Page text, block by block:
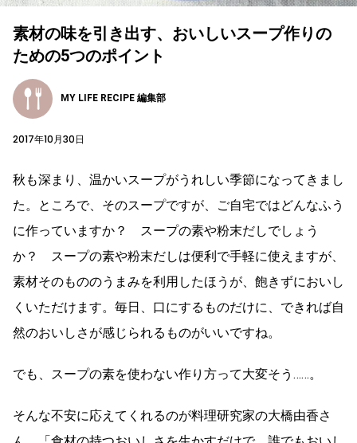
素材の味を引き出す、おいしいスープ作りの
ための5つのポイント
MY LIFE RECIPE 編集部
2017年10月30日
秋も深まり、温かいスープがうれしい季節になってきまし
た。ところで、そのスープですが、ご自宅ではどんなふう
に作っていますか？ スープの素や粉末だしでしょう
か？ スープの素や粉末だしは便利で手軽に使えますが、
素材そのもののうまみを利用したほうが、飽きずにおいし
くいただけます。毎日、口にするものだけに、できれば自
然のおいしさが感じられるものがいいですね。
でも、スープの素を使わない作り方って大変そう……。
そんな不安に応えてくれるのが料理研究家の大橋由香さ